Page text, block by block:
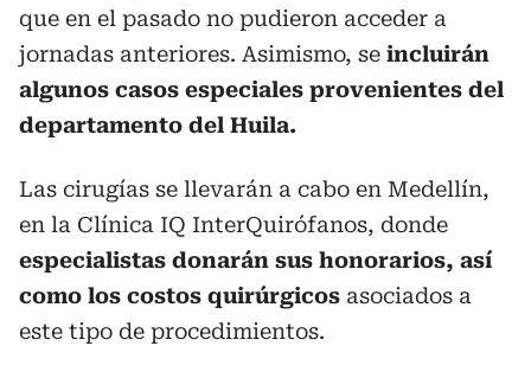
que en el pasado no pudieron acceder a
jornadas anteriores. Asimismo, se incluirán
algunos casos especiales provenientes del
departamento del Huila.
Las cirugías se llevarán a cabo en Medellín,
en la Clínica IQ InterQuirófanos, donde
especialistas donarán sus honorarios, así
como los costos quirúrgicos asociados a
este tipo de procedimientos.